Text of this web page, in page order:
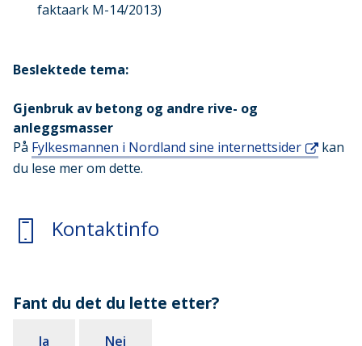
faktaark M-14/2013)
Beslektede tema:
Gjenbruk av betong og andre rive- og
anleggsmasser
På Fylkesmannen i Nordland sine internettsider
kan
du lese mer om dette.
Kontaktinfo
Fant du det du lette etter?
Ja Nei